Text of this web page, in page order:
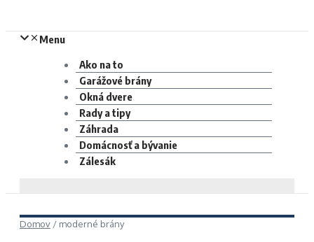
Menu
Ako na to
Garážové brány
Okná dvere
Rady a tipy
Záhrada
Domácnosť a bývanie
Zálesák
Domov / moderné brány